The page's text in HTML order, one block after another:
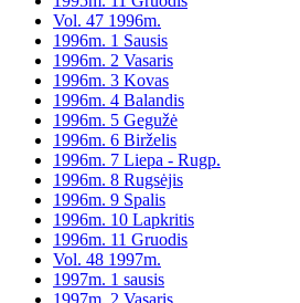
Vol. 47 1996m.
1996m. 1 Sausis
1996m. 2 Vasaris
1996m. 3 Kovas
1996m. 4 Balandis
1996m. 5 Gegužė
1996m. 6 Birželis
1996m. 7 Liepa - Rugp.
1996m. 8 Rugsėjis
1996m. 9 Spalis
1996m. 10 Lapkritis
1996m. 11 Gruodis
Vol. 48 1997m.
1997m. 1 sausis